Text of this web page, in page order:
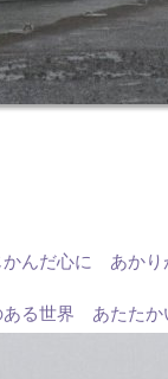
かんだ心に あかり
ある世界 あたたか